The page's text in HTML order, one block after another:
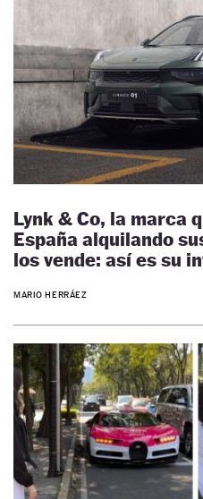
Lynk & Co, la marca
España alquilando
los vende: así es su
MARIO HERRÁEZ